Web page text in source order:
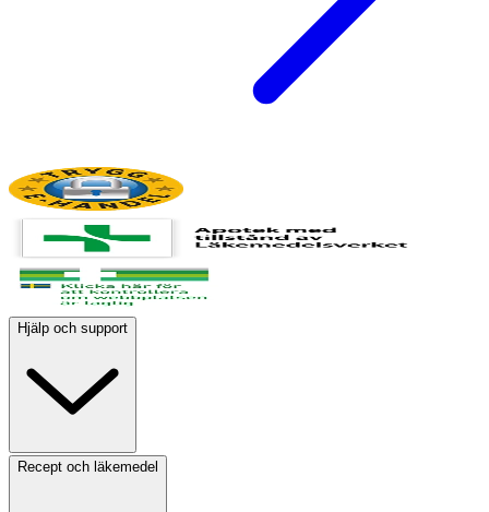
Hjälp och support
Recept och läkemedel